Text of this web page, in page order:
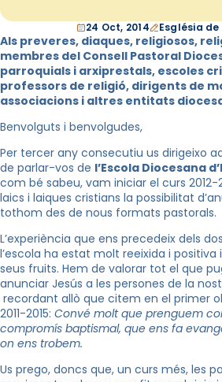
24 Oct, 2014 Església
Als preveres, diaques, religiosos,
membres del Consell Pastoral
parroquials i arxiprestals, escoles
professors de religió, dirigents de
associacions i altres entitats
Benvolguts i benvolgudes,
Per tercer any consecutiu us dirigeixo
de parlar-vos de l’Escola Diocesana
com bé sabeu, vam iniciar el curs 2012-
laics i laiques cristians la possibilitat
tothom des de nous formats pastorals.
L’experiència que ens precedeix dels
l’escola ha estat molt reeixida i
seus fruits. Hem de valorar tot el que
anunciar Jesús a les persones de la
recordant allò que citem en el primer
2011-2015: Convé molt que prenguem
compromís baptismal, que ens fa
on ens trobem.
Us prego, doncs que, un curs més, les